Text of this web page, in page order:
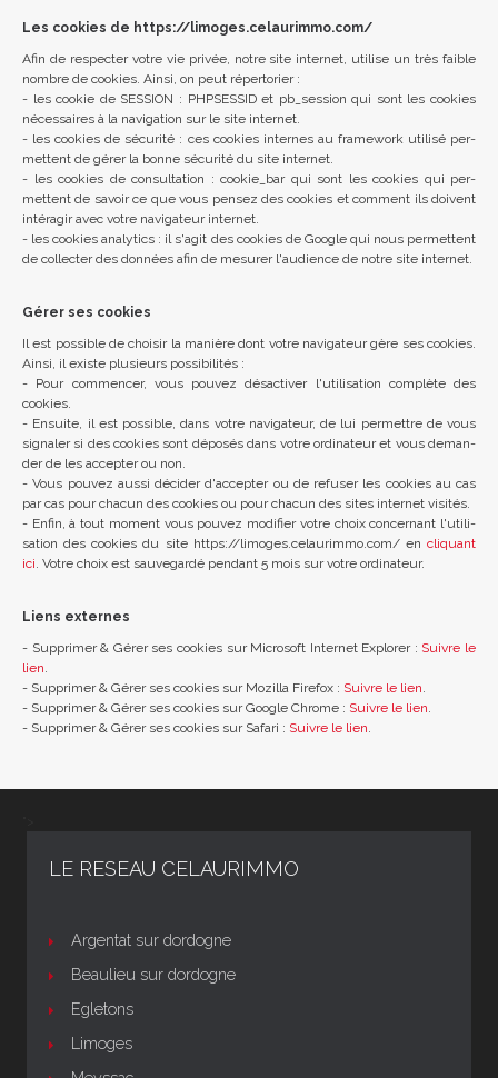
Les cookies de https://limoges.celaurimmo.com/
Afin de res­pec­ter votre vie pri­vée, notre site inter­net, uti­lise un très faible
nombre de cookies. Ainsi, on peut réper­to­rier :
- les cookie de SES­SION : PHP­SES­SID et pb_­ses­sion qui sont les cookies
néces­saires à la navi­ga­tion sur le site inter­net.
- les cookies de sécu­rité : ces cookies internes au fra­me­work uti­lisé per­
mettent de gérer la bonne sécu­rité du site inter­net.
- les cookies de consul­ta­tion : cookie_­bar qui sont les cookies qui per­
mettent de savoir ce que vous pen­sez des cookies et com­ment ils doivent
inté­ra­gir avec votre navi­ga­teur inter­net.
- les cookies ana­ly­tics : il s'agit des cookies de Google qui nous per­mettent
de col­lec­ter des don­nées afin de mesu­rer l'au­dience de notre site inter­net.
Gérer ses cookies
Il est pos­sible de choi­sir la manière dont votre navi­ga­teur gère ses cookies.
Ainsi, il existe plu­sieurs pos­si­bi­li­tés :
- Pour com­men­cer, vous pou­vez désac­ti­ver l'uti­li­sa­tion com­plète des
cookies.
- Ensuite, il est pos­sible, dans votre navi­ga­teur, de lui per­mettre de vous
signa­ler si des cookies sont dépo­sés dans votre ordi­na­teur et vous deman­
der de les accep­ter ou non.
- Vous pou­vez aussi déci­der d'ac­cep­ter ou de refu­ser les cookies au cas
par cas pour cha­cun des cookies ou pour cha­cun des sites inter­net visi­tés.
- Enfin, à tout moment vous pou­vez modi­fier votre choix concer­nant l'uti­li­
sa­tion des cookies du site https://​limoges.​celaurimmo.​com/ en cli­quant
ici. Votre choix est sau­ve­gardé pen­dant 5 mois sur votre ordi­na­teur.
Liens externes
- Sup­pri­mer & Gérer ses cookies sur Micro­soft Inter­net Explo­rer : Suivre le
lien.
- Sup­pri­mer & Gérer ses cookies sur Mozilla Fire­fox : Suivre le lien.
- Sup­pri­mer & Gérer ses cookies sur Google Chrome : Suivre le lien.
- Sup­pri­mer & Gérer ses cookies sur Safari : Suivre le lien.
LE RESEAU CELAURIMMO
Argentat sur dordogne
Beaulieu sur dordogne
Egletons
Limoges